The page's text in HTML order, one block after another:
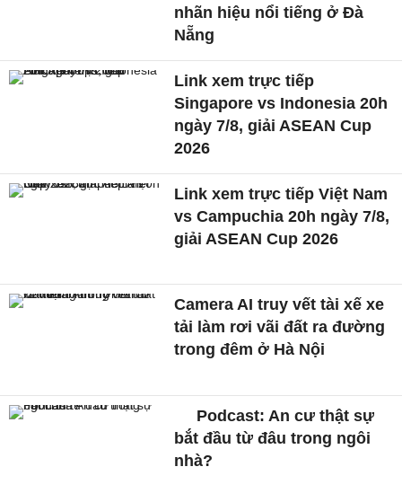
nhãn hiệu nổi tiếng ở Đà
Nẵng
Link xem trực tiếp
Singapore vs Indonesia 20h
ngày 7/8, giải ASEAN Cup
2026
Link xem trực tiếp Việt Nam
vs Campuchia 20h ngày 7/8,
giải ASEAN Cup 2026
Camera AI truy vết tài xế xe
tải làm rơi vãi đất ra đường
trong đêm ở Hà Nội
Podcast: An cư thật sự
bắt đầu từ đâu trong ngôi
nhà?